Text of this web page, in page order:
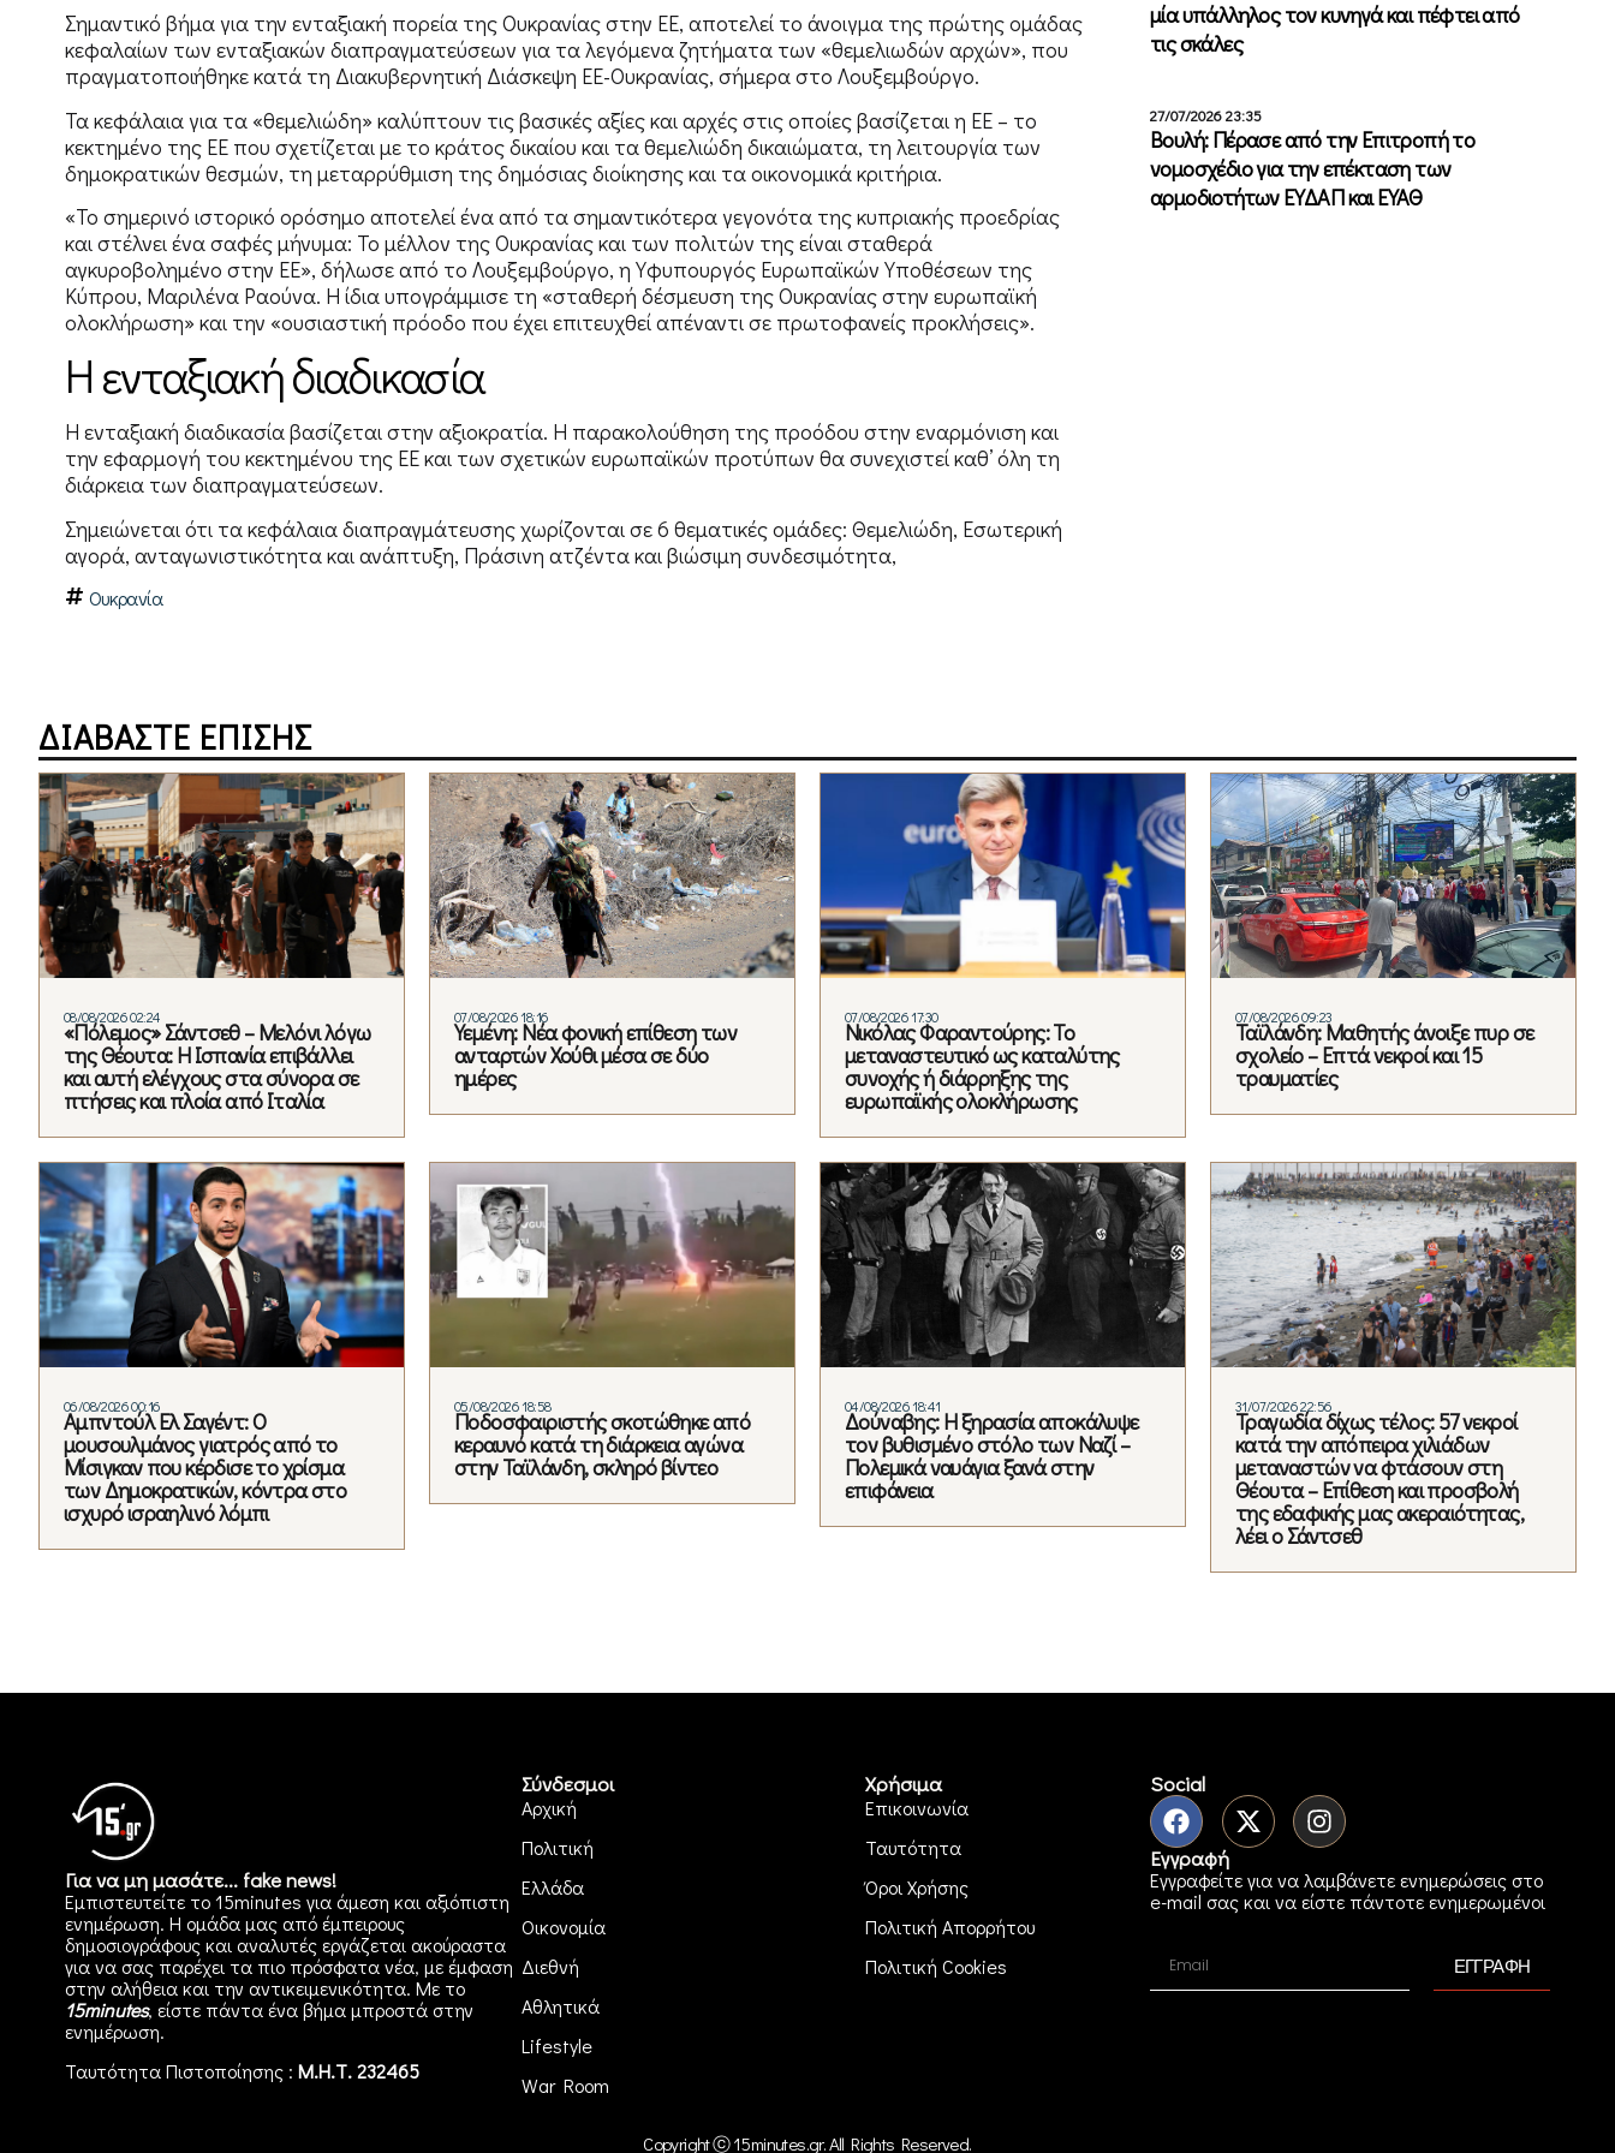
Σημαντικό βήμα για την ενταξιακή πορεία της Ουκρανίας στην ΕΕ, αποτελεί το άνοιγμα της πρώτης ομάδας
κεφαλαίων των ενταξιακών διαπραγματεύσεων για τα λεγόμενα ζητήματα των «θεμελιωδών αρχών», που
πραγματοποιήθηκε κατά τη Διακυβερνητική Διάσκεψη ΕΕ-Ουκρανίας, σήμερα στο Λουξεμβούργο.
Τα κεφάλαια για τα «θεμελιώδη» καλύπτουν τις βασικές αξίες και αρχές στις οποίες βασίζεται η ΕΕ – το
κεκτημένο της ΕΕ που σχετίζεται με το κράτος δικαίου και τα θεμελιώδη δικαιώματα, τη λειτουργία των
δημοκρατικών θεσμών, τη μεταρρύθμιση της δημόσιας διοίκησης και τα οικονομικά κριτήρια.
«Το σημερινό ιστορικό ορόσημο αποτελεί ένα από τα σημαντικότερα γεγονότα της κυπριακής προεδρίας
και στέλνει ένα σαφές μήνυμα: Το μέλλον της Ουκρανίας και των πολιτών της είναι σταθερά
αγκυροβολημένο στην ΕΕ», δήλωσε από το Λουξεμβούργο, η Υφυπουργός Ευρωπαϊκών Υποθέσεων της
Κύπρου, Μαριλένα Ραούνα. Η ίδια υπογράμμισε τη «σταθερή δέσμευση της Ουκρανίας στην ευρωπαϊκή
ολοκλήρωση» και την «ουσιαστική πρόοδο που έχει επιτευχθεί απέναντι σε πρωτοφανείς προκλήσεις».
Η ενταξιακή διαδικασία
Η ενταξιακή διαδικασία βασίζεται στην αξιοκρατία. Η παρακολούθηση της προόδου στην εναρμόνιση και
την εφαρμογή του κεκτημένου της ΕΕ και των σχετικών ευρωπαϊκών προτύπων θα συνεχιστεί καθ’ όλη τη
διάρκεια των διαπραγματεύσεων.
Σημειώνεται ότι τα κεφάλαια διαπραγμάτευσης χωρίζονται σε 6 θεματικές ομάδες: Θεμελιώδη, Εσωτερική
αγορά, ανταγωνιστικότητα και ανάπτυξη, Πράσινη ατζέντα και βιώσιμη συνδεσιμότητα,
Ουκρανία
μία υπάλληλος τον κυνηγά και πέφτει από
τις σκάλες
27/07/2026 23:35
Βουλή: Πέρασε από την Επιτροπή το
νομοσχέδιο για την επέκταση των
αρμοδιοτήτων ΕΥΔΑΠ και ΕΥΑΘ
ΔΙΑΒΑΣΤΕ ΕΠΙΣΗΣ
08/08/2026 02:24
«Πόλεμος» Σάντσεθ – Μελόνι λόγω
της Θέουτα: Η Ισπανία επιβάλλει
και αυτή ελέγχους στα σύνορα σε
πτήσεις και πλοία από Ιταλία
07/08/2026 18:16
Υεμένη: Νέα φονική επίθεση των
ανταρτών Χούθι μέσα σε δύο
ημέρες
07/08/2026 17:30
Νικόλας Φαραντούρης: Το
μεταναστευτικό ως καταλύτης
συνοχής ή διάρρηξης της
ευρωπαϊκής ολοκλήρωσης
07/08/2026 09:23
Ταϊλάνδη: Μαθητής άνοιξε πυρ σε
σχολείο – Επτά νεκροί και 15
τραυματίες
06/08/2026 00:16
Αμπντούλ Ελ Σαγέντ: Ο
μουσουλμάνος γιατρός από το
Μίσιγκαν που κέρδισε το χρίσμα
των Δημοκρατικών, κόντρα στο
ισχυρό ισραηλινό λόμπι
05/08/2026 18:58
Ποδοσφαιριστής σκοτώθηκε από
κεραυνό κατά τη διάρκεια αγώνα
στην Ταϊλάνδη, σκληρό βίντεο
04/08/2026 18:41
Δούναβης: Η ξηρασία αποκάλυψε
τον βυθισμένο στόλο των Ναζί –
Πολεμικά ναυάγια ξανά στην
επιφάνεια
31/07/2026 22:56
Τραγωδία δίχως τέλος: 57 νεκροί
κατά την απόπειρα χιλιάδων
μεταναστών να φτάσουν στη
Θέουτα – Επίθεση και προσβολή
της εδαφικής μας ακεραιότητας,
λέει ο Σάντσεθ
Για να μη μασάτε... fake news!
Εμπιστευτείτε το 15minutes για άμεση και αξιόπιστη
ενημέρωση. Η ομάδα μας από έμπειρους
δημοσιογράφους και αναλυτές εργάζεται ακούραστα
για να σας παρέχει τα πιο πρόσφατα νέα, με έμφαση
στην αλήθεια και την αντικειμενικότητα. Με το
15minutes, είστε πάντα ένα βήμα μπροστά στην
ενημέρωση.
Ταυτότητα Πιστοποίησης : Μ.Η.Τ. 232465
Σύνδεσμοι
Αρχική
Πολιτική
Ελλάδα
Οικονομία
Διεθνή
Αθλητικά
Lifestyle
War Room
Χρήσιμα
Επικοινωνία
Ταυτότητα
Όροι Χρήσης
Πολιτική Απορρήτου
Πολιτική Cookies
Social
Εγγραφή
Εγγραφείτε για να λαμβάνετε ενημερώσεις στο
e-mail σας και να είστε πάντοτε ενημερωμένοι
ΕΓΓΡΑΦΗ
Copyright ⓒ 15minutes.gr. All Rights Reserved.